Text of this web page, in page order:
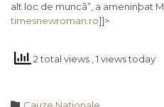
alt loc de muncã”, a ameninþat
timesnewroman.ro]]>
2 total views , 1 views today
 Category